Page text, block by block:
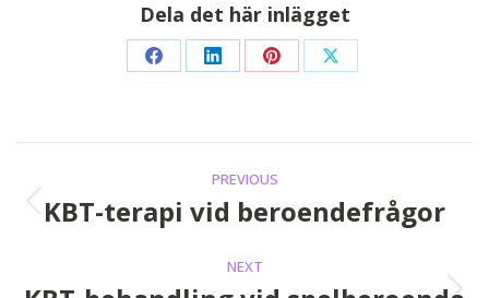
Dela det här inlägget
Share
Facebook
Share
LinkedIn
Share
Pinterest
Share
X
navigation
PREVIOUS
Previous
KBT-terapi vid beroendefrågor
NEXT